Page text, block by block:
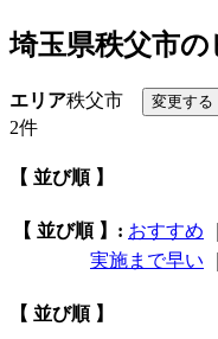
埼玉県秩父市
エリア秩父市
2件
【 並び順 】
【 並び順 】: おすすめ
実施まで早い
【 並び順 】